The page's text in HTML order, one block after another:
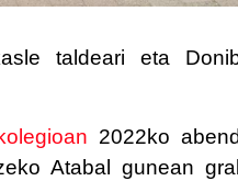
taldeari eta
2022ko
Atabal gunean